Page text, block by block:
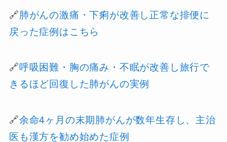
🔗肺がんの激痛・下痢が改善し正常な排便に
戻った症例はこちら
🔗呼吸困難・胸の痛み・不眠が改善し旅行で
きるほど回復した肺がんの実例
🔗余命4ヶ月の末期肺がんが数年生存し、主治
医も漢方を勧め始めた症例